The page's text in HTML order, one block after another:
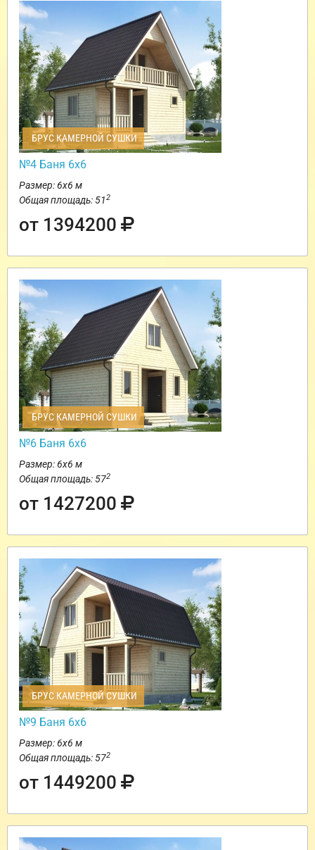
БРУС КАМЕРНОЙ СУШКИ
№4 Баня 6х6
Размер: 6х6 м
Общая площадь: 512
от 1394200
БРУС КАМЕРНОЙ СУШКИ
№6 Баня 6х6
Размер: 6х6 м
Общая площадь: 572
от 1427200
БРУС КАМЕРНОЙ СУШКИ
№9 Баня 6х6
Размер: 6х6 м
Общая площадь: 572
от 1449200